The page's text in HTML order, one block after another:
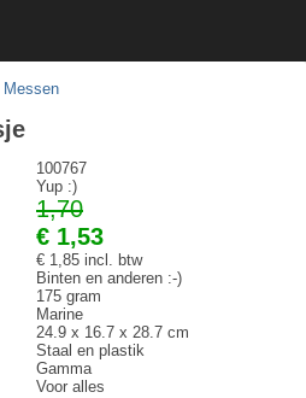
Messen
100767
Yup :)
1,70
€ 1,53
€ 1,85 incl. btw
Binten en anderen :-)
175 gram
Marine
24.9 x 16.7 x 28.7 cm
Staal en plastik
Gamma
Voor alles